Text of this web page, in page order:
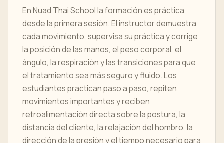
En Nuad Thai School la formación es práctica
desde la primera sesión. El instructor demuestra
cada movimiento, supervisa su práctica y corrige
la posición de las manos, el peso corporal, el
ángulo, la respiración y las transiciones para que
el tratamiento sea más seguro y fluido. Los
estudiantes practican paso a paso, repiten
movimientos importantes y reciben
retroalimentación directa sobre la postura, la
distancia del cliente, la relajación del hombro, la
dirección de la presión y el tiempo necesario para